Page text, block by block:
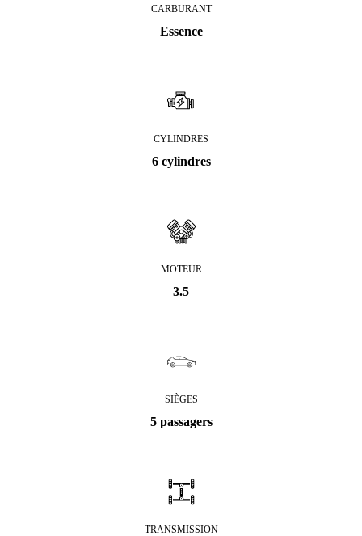
CARBURANT
Essence
CYLINDRES
6 cylindres
MOTEUR
3.5
SIÈGES
5 passagers
TRANSMISSION